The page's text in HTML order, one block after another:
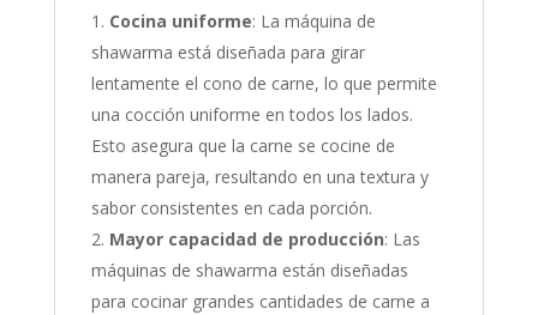
Cocina uniforme: La máquina de
shawarma está diseñada para girar
lentamente el cono de carne, lo que permite
una cocción uniforme en todos los lados.
Esto asegura que la carne se cocine de
manera pareja, resultando en una textura y
sabor consistentes en cada porción.
Mayor capacidad de producción: Las
máquinas de shawarma están diseñadas
para cocinar grandes cantidades de carne a